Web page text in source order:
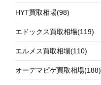
HYT買取相場(98)
エドックス買取相場(119)
エルメス買取相場(110)
オーデマピゲ買取相場(188)